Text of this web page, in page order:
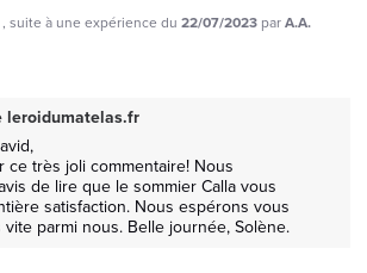
, suite à une expérience du 22/07/2023 parA.A.
leroidumatelas.fr
ce très joli commentaire! Nous
de lire que le sommier Calla vous
satisfaction. Nous espérons vous
parmi nous. Belle journée, Solène.